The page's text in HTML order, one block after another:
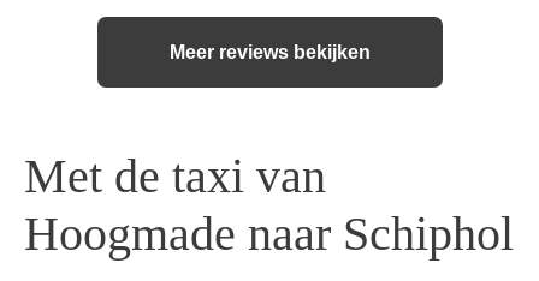
Meer reviews bekijken
Met de taxi van
Hoogmade naar Schiphol